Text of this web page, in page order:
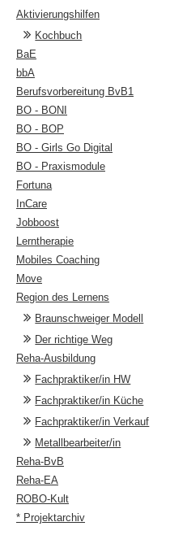
Aktivierungshilfen
Kochbuch
BaE
bbA
Berufsvorbereitung BvB1
BO - BONI
BO - BOP
BO - Girls Go Digital
BO - Praxismodule
Fortuna
InCare
Jobboost
Lerntherapie
Mobiles Coaching
Move
Region des Lernens
Braunschweiger Modell
Der richtige Weg
Reha-Ausbildung
Fachpraktiker/in HW
Fachpraktiker/in Küche
Fachpraktiker/in Verkauf
Metallbearbeiter/in
Reha-BvB
Reha-EA
ROBO-Kult
* Projektarchiv